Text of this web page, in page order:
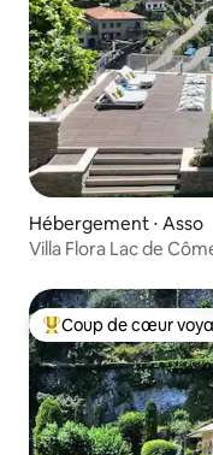
Hébergement ⋅ Asso
Villa Flora Lac de
Coups de cœur
Coup de cœur